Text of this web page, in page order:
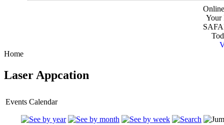
Your
Home
Laser Appcation
Events Calendar